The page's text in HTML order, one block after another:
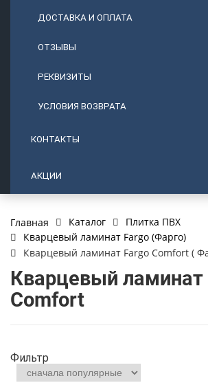
ДОСТАВКА И ОПЛАТА
ОТЗЫВЫ
РЕКВИЗИТЫ
УСЛОВИЯ ВОЗВРАТА
КОНТАКТЫ
АКЦИИ
Главная Каталог
Плитка ПВХ
Кварцевый ламинат Fargo (Фарго)
Кварцевый ламинат Fargo Comfort (
Кварцевый ламинат
Comfort
Фильтр